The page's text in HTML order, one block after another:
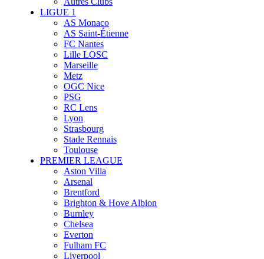
LIGUE 1
AS Monaco
AS Saint-Étienne
FC Nantes
Lille LOSC
Marseille
Metz
OGC Nice
PSG
RC Lens
Lyon
Strasbourg
Stade Rennais
Toulouse
PREMIER LEAGUE
Aston Villa
Arsenal
Brentford
Brighton & Hove Albion
Burnley
Chelsea
Everton
Fulham FC
Liverpool